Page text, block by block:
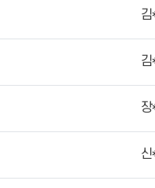
김
김